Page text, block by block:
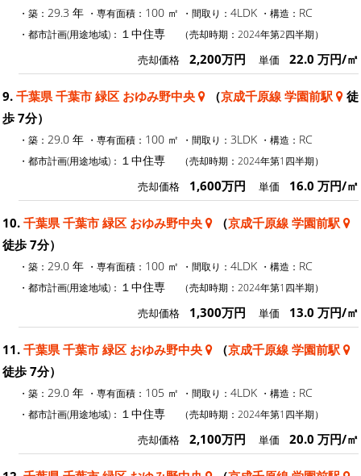
・築： 29.3 年 ・専有面積： 100 ㎡ ・間取り： 4LDK ・構造： RC
・都市計画(用途地域)： １中住専 （売却時期：2024年第2四半期）
売却価格 2,200万円 単価 22.0 万円/㎡
9. 千葉県 千葉市 緑区 おゆみ野中央 （京成千原線 学園前駅
徒
歩 7分）
・築： 29.0 年 ・専有面積： 100 ㎡ ・間取り： 3LDK ・構造： RC
・都市計画(用途地域)： １中住専 （売却時期：2024年第1四半期）
売却価格 1,600万円 単価 16.0 万円/㎡
10. 千葉県 千葉市 緑区 おゆみ野中央 （京成千原線 学園前駅
徒歩 7分）
・築： 29.0 年 ・専有面積： 100 ㎡ ・間取り： 4LDK ・構造： RC
・都市計画(用途地域)： １中住専 （売却時期：2024年第1四半期）
売却価格 1,300万円 単価 13.0 万円/㎡
11. 千葉県 千葉市 緑区 おゆみ野中央 （京成千原線 学園前駅
徒歩 7分）
・築： 29.0 年 ・専有面積： 105 ㎡ ・間取り： 4LDK ・構造： RC
・都市計画(用途地域)： １中住専 （売却時期：2024年第1四半期）
売却価格 2,100万円 単価 20.0 万円/㎡